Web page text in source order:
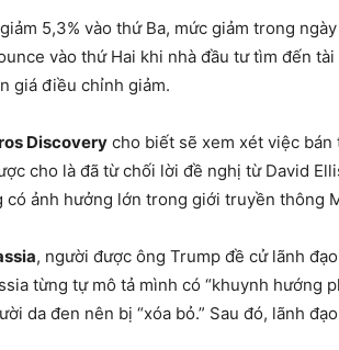
giảm 5,3% vào thứ Ba, mức giảm trong
vào thứ Hai khi nhà đầu tư tìm đến
giá điều chỉnh giảm.
Discovery cho biết sẽ xem xét việc bán
cho là đã từ chối lời đề nghị từ David
có ảnh hưởng lớn trong giới truyền thông
, người được ông Trump đề cử lãnh
từng tự mô tả mình có “khuynh hướng
da đen nên bị “xóa bỏ.” Sau đó, lãnh